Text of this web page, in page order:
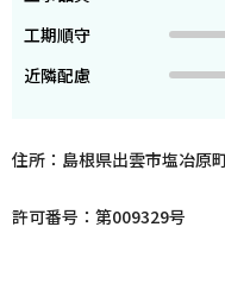
工期順守
近隣配慮
住所：島根県出雲市塩冶原
許可番号：第009329号